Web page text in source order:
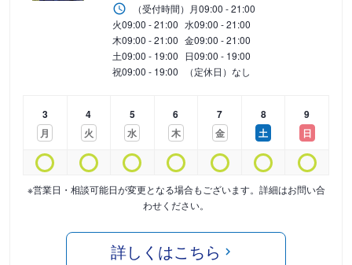
（受付時間） 月09:00 - 21:00
火09:00 - 21:00 水09:00 - 21:00
木09:00 - 21:00 金09:00 - 21:00
土09:00 - 19:00 日09:00 - 19:00
祝09:00 - 19:00 （定休日）なし
3
月
4
火
5
水
6
木
7
金
8
土
9
日
※営業日・相談可能日が変更となる場合もございます。詳細はお問い合
わせください。
詳しくはこちら